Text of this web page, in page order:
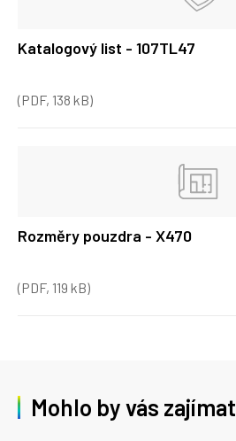
Katalogový list - 107TL47
(PDF, 138 kB)
Rozměry pouzdra - X470
(PDF, 119 kB)
Mohlo by vás zajímat